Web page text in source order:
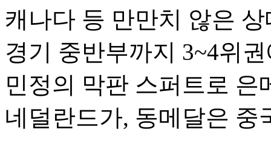
캐나다 등 만만치 않은
경기 중반부까지 3~4위
민정의 막판 스퍼트로
네덜란드가, 동메달은 중